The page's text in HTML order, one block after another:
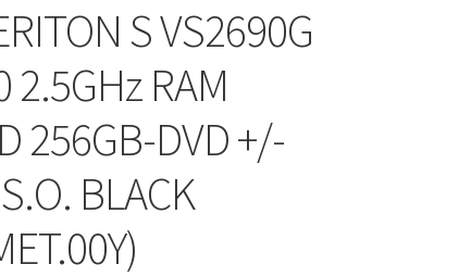
S VS2690G
2.5GHz RAM
256GB-DVD +/-
BLACK